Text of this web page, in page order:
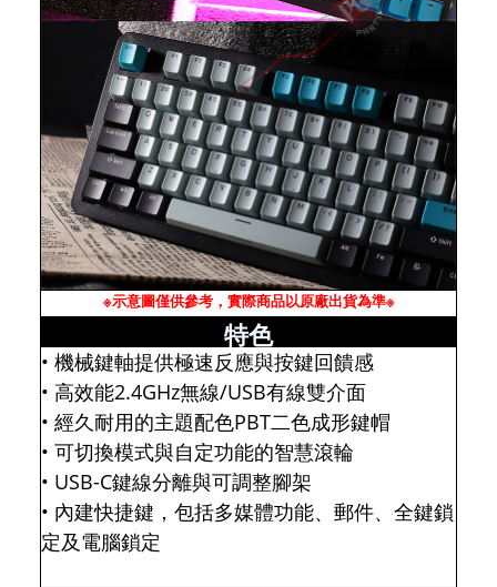
※示意圖僅供參考，實際商品以原廠出貨為準※
特色
• 機械鍵軸提供極速反應與按鍵回饋感
• 高效能2.4GHz無線/USB有線雙介面
• 經久耐用的主題配色PBT二色成形鍵帽
• 可切換模式與自定功能的智慧滾輪
• USB-C鍵線分離與可調整腳架
• 內建快捷鍵，包括多媒體功能、郵件、全鍵鎖
定及電腦鎖定